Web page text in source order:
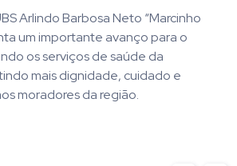
Arlindo Barbosa Neto “Marcinho
um importante avanço para o
os serviços de saúde da
mais dignidade, cuidado e
moradores da região.